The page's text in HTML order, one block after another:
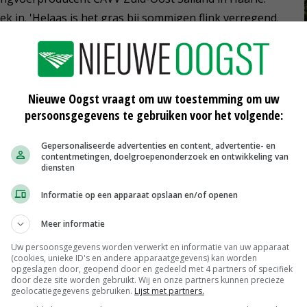
in. 'Helaas is het gras bij sommigen flink verregend.
het erf. Het is heel wisselend.'
weer, adviseert Braakman te wachten met maaien.
kwaliteit verloren. Pas daarna komt de stengel erin
Maar komt er eerder een kans, pak 'm dan.'
het land. Braakman verwacht dat de opbrengst
zijn. 'Voor een optimaal product heb je dan drie mooie
goeie dagen worden voorspeld, zou ik ervoor
te maaien, minimaal 7 centimeter. 'Het
traag op gang komt.'
van het gras gemaaid, schat
Nieuwe Oogst vraagt om uw toestemming om uw
persoonsgegevens te gebruiken voor het volgende:
Gepersonaliseerde advertenties en content, advertentie- en
contentmetingen, doelgroepenonderzoek en ontwikkeling van
diensten
Informatie op een apparaat opslaan en/of openen
Meer informatie
Uw persoonsgegevens worden verwerkt en informatie van uw apparaat
(cookies, unieke ID's en andere apparaatgegevens) kan worden
opgeslagen door, geopend door en gedeeld met 4 partners of specifiek
door deze site worden gebruikt. Wij en onze partners kunnen precieze
geolocatiegegevens gebruiken. Lijst met partners.